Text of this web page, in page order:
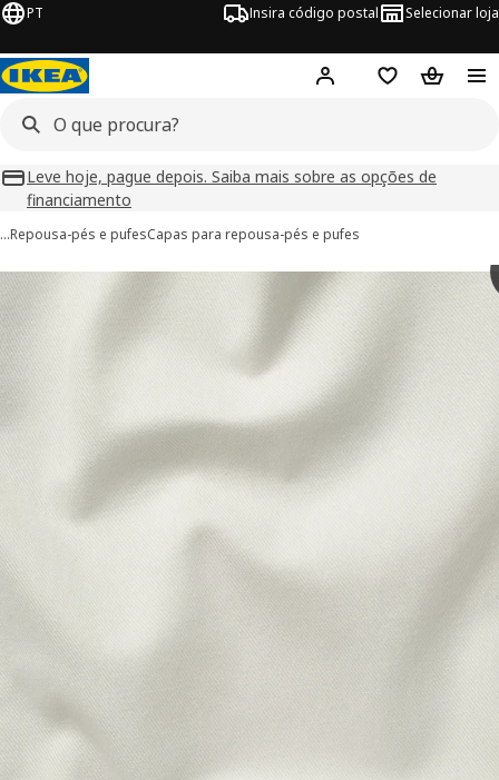
PT Insira código postal Selecionar loja
Hej! Inicie sessão
FavoritosCesto de
Leve hoje, pague depois. Saiba mais sobre as opções de
financiamento
…Repousa-pés e pufesCapas para repousa-pés e pufes
de SALTSJÖBADEN